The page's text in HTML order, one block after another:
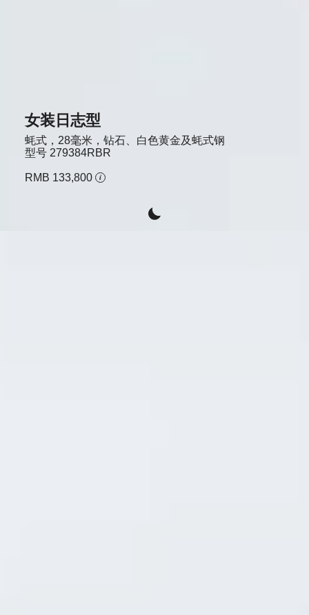
女装日志型
蚝式，28毫米，钻石、白色黄金及蚝式钢
型号 279384RBR
RMB 133,800